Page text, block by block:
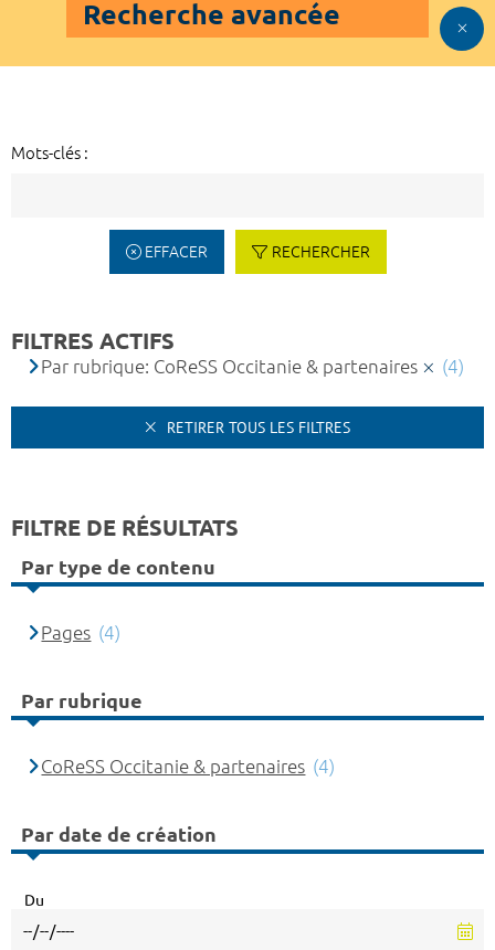
Recherche avancée
Mots-clés :
EFFACER RECHERCHER
FILTRES ACTIFS
Par rubrique: CoReSS Occitanie & partenaires (4)
RETIRER TOUS LES FILTRES
FILTRE DE RÉSULTATS
Par type de contenu
Pages (4)
Par rubrique
CoReSS Occitanie & partenaires (4)
Par date de création
Du